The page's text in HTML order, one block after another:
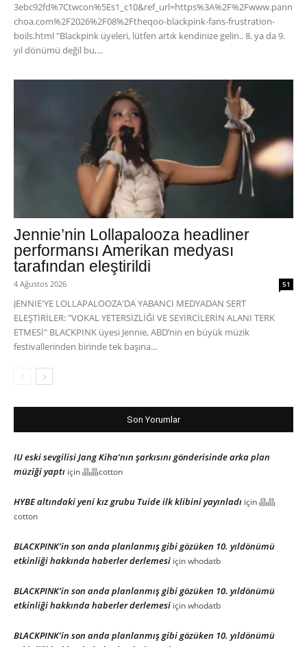
3ebc92fd%7Ctwcon%5Es1_c10&ref_url=https%3A%2F%2Fwww.pann
choa.com%2F2026%2F08%2Ftheqoo-blackpink-fans-frustration-
boils.html "Blackpink üyeleri, lütfen artık kendinize gelin.. 8. ya da 9.
yıl dönümü değil bu,...
Jennie’nin Lollapalooza headliner
performansı Amerikan medyası
tarafından eleştirildi
4 Ağustos 2026 51
JENNIE'YE LOLLAPALOOZA'DA YABANCI MEDYADAN SERT
ELEŞTİRİLER: "VOKAL YETERSİZLİĞİ VE SEYİRCİLERİN ALANI TERK
ETMESİ" BLACKPINK üyesi Jennie, ABD’nin en büyük müzik
festivallerinden birinde tek başına...
Son Yorumlar
IU eski sevgilisi Jang Kiha’nın şarkısını gönderisinde arka plan
müziği yaptı için晶晶cotton
HYBE altındaki yeni kız grubu Tuide ilk klibini yayınladı için晶晶
cotton
BLACKPINK’in son anda planlanmış gibi gözüken 10. yıldönümü
etkinliği hakkında haberler derlemesi içinwhodatb
BLACKPINK’in son anda planlanmış gibi gözüken 10. yıldönümü
etkinliği hakkında haberler derlemesi içinwhodatb
BLACKPINK’in son anda planlanmış gibi gözüken 10. yıldönümü